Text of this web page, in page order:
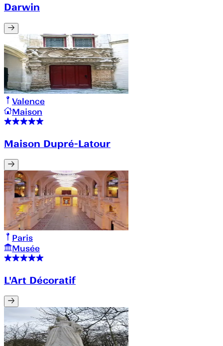
Darwin
Valence
Maison
Maison Dupré-Latour
Paris
Musée
L'Art Décoratif